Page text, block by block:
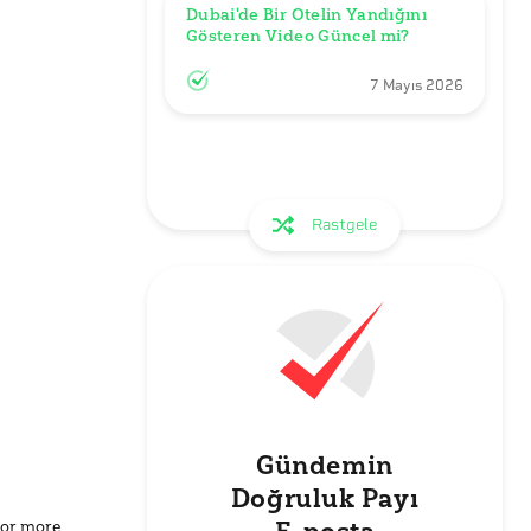
more
Dubai'de Bir Otelin Yandığını
Gösteren Video Güncel mi?
7 Mayıs 2026
Rastgele
Gündemin
Doğruluk Payı